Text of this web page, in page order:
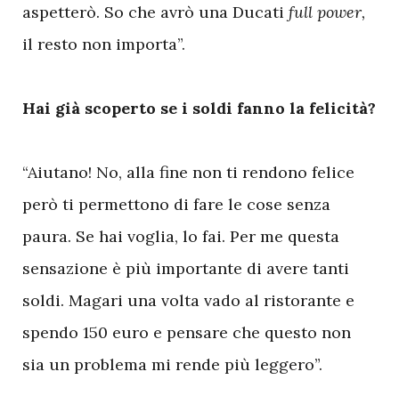
aspetterò. So che avrò una Ducati full power,
il resto non importa”.
Hai già scoperto se i soldi fanno la felicità?
“Aiutano! No, alla fine non ti rendono felice
però ti permettono di fare le cose senza
paura. Se hai voglia, lo fai. Per me questa
sensazione è più importante di avere tanti
soldi. Magari una volta vado al ristorante e
spendo 150 euro e pensare che questo non
sia un problema mi rende più leggero”.